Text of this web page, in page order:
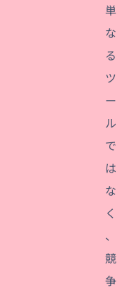
単
な
る
ツ
ー
ル
で
は
な
く
、
競
争